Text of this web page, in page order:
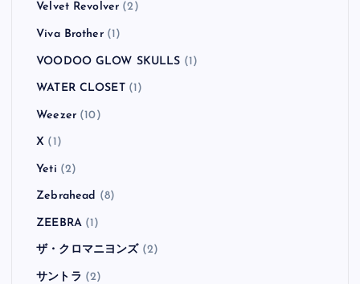
Velvet Revolver (2)
Viva Brother(1)
VOODOO GLOW SKULLS (1)
WATER CLOSET(1)
Weezer(10)
X (1)
Yeti (2)
Zebrahead (8)
ZEEBRA(1)
ザ・クロマニヨンズ (2)
サントラ (2)